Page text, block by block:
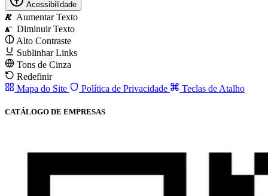
Acessibilidade
A Aumentar Texto
A
Diminuir Texto
Alto Contraste
Sublinhar Links
Tons de Cinza
Redefinir
Mapa do Site
Política de Privacidade Teclas de Atalho
CATÁLOGO DE EMPRESAS